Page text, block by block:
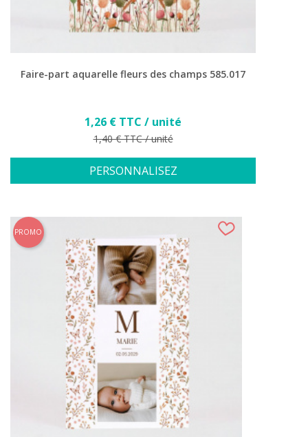
Faire-part aquarelle fleurs des champs 585.017
Prix
1,26 € TTC / unité
Prix de base
1,40 € TTC / unité
PERSONNALISEZ
PROMO